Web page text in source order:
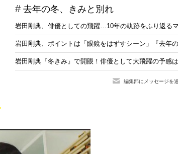
去年の冬、きみと別れ
岩田剛典、俳優としての飛躍…10年の軌跡をふり返る
岩田剛典、ポイントは「眼鏡をはずすシーン」『去年
岩田剛典『冬きみ』で開眼！俳優として大飛躍の予感
編集部にメッセージを